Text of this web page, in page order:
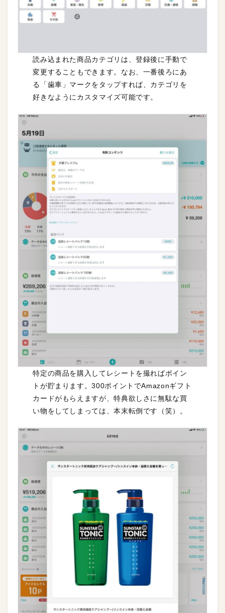
読み込まれた商品カテゴリは、登録後に手動で
変更することもできます。なお、一番後ろにあ
る「歯車」マークをタップすれば、カテゴリを
好きなようにカスタマイズ可能です。
特定の商品を購入してレシートを撮ればポイン
トが貯まります。300ポイントでAmazonギフト
カードがもらえますが、特典欲しさに無駄な買
い物をしてしまっては、本末転倒です（笑）。